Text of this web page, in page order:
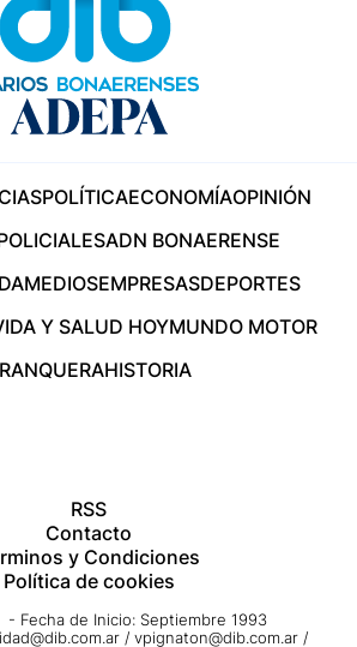
POLÍTICAECONOMÍAOPINIÓN
ADN BONAERENSE
MEDIOSEMPRESASDEPORTES
Y SALUD HOYMUNDO MOTOR
HISTORIA
RSS
Contacto
y Condiciones
Política de cookies
- Fecha de Inicio: Septiembre 1993
/ vpignaton@dib.com.ar /